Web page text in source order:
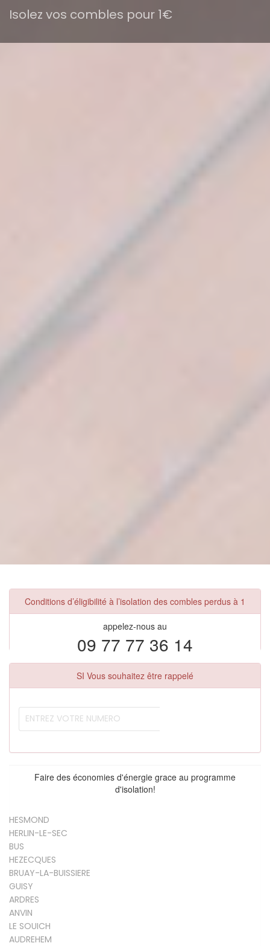
Isolez vos combles pour 1€
Conditions d’éligibilité à l’isolation des combles perdus à 1
appelez-nous au
09 77 77 36 14
SI Vous souhaitez être rappelé
Faire des économies d'énergie grace au programme
d'isolation!
HESMOND
HERLIN-LE-SEC
BUS
HEZECQUES
BRUAY-LA-BUISSIERE
GUISY
ARDRES
ANVIN
LE SOUICH
AUDREHEM